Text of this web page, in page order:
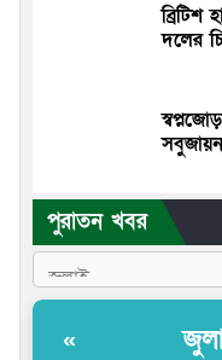
ব্রিটিশ
দলের
পুরাতন খবর
«